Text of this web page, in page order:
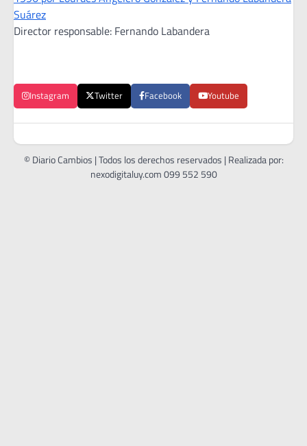
Suárez
Director responsable: Fernando Labandera
Instagram Twitter Facebook Youtube